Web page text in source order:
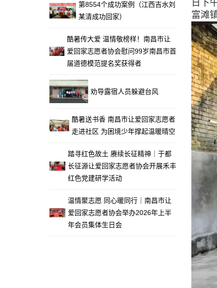
日下
富滩
第8554个成功案例（江西吉水刘
某清成功回家）
酷暑传大爱 温情敬榜样！南昌市让
爱回家志愿者协会慰问99岁南昌市首
届道德模范提名奖获得者
劝导露宿人员躲避台风
酷暑送书香 南昌市让爱回家志愿者
走进社区 为困境少年撑起温暖晴空
踏寻红色故土 赓续长征精神｜于都
长征源让爱回家志愿者协会开展禾丰
红色党建研学活动
温情聚志愿 同心暖同行｜南昌市让
爱回家志愿者协会举办2026年上半
年会员集体生日会